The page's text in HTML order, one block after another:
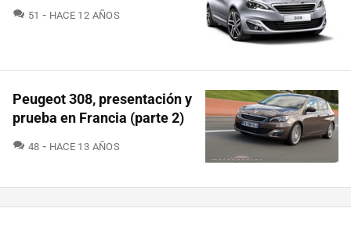
51 COMENTARIOS
HACE 12 AÑOS
Peugeot 308, presentación y
prueba en Francia (parte 2)
48 COMENTARIOS
HACE 13 AÑOS